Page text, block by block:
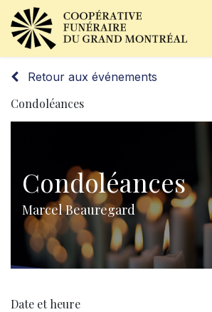
Retour aux événements
Condoléances
Condoléances
Marcel Beauregard
Date et heure